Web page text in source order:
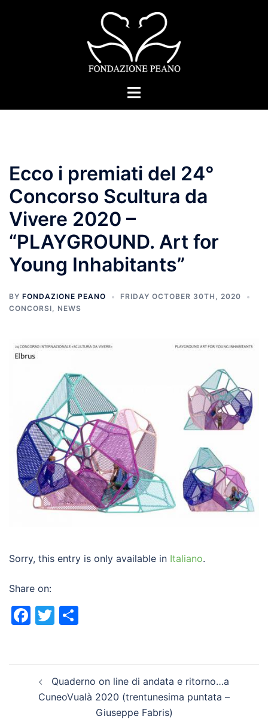
Toggle
Ecco i premiati del 24°
Concorso Scultura da
Vivere 2020 –
“PLAYGROUND. Art for
Young Inhabitants”
BY FONDAZIONE PEANO
FRIDAY OCTOBER 30TH, 2020
CONCORSI, NEWS
Sorry, this entry is only available in Italiano.
Share on:
Facebook
Twitter
navigationQuaderno on line di andata e ritorno…a
CuneoVualà 2020 (trentunesima puntata –
Giuseppe Fabris)